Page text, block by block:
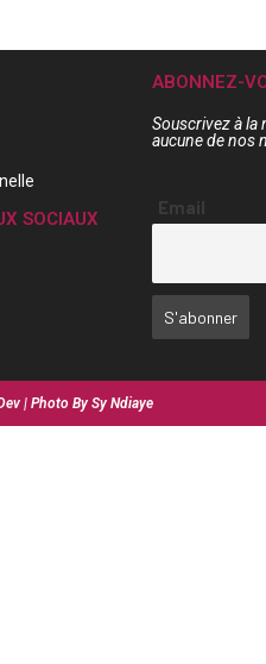
SOCIAUX
ABONNEZ-
Souscrivez à la
aucune de nos
Email
| Photo By Sy Ndiaye